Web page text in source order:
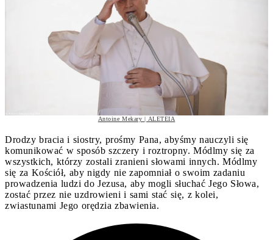
Antoine Mekary | ALETEIA
Drodzy bracia i siostry, prośmy Pana, abyśmy nauczyli się
komunikować w sposób szczery i roztropny. Módlmy się za
wszystkich, którzy zostali zranieni słowami innych. Módlmy
się za Kościół, aby nigdy nie zapomniał o swoim zadaniu
prowadzenia ludzi do Jezusa, aby mogli słuchać Jego Słowa,
zostać przez nie uzdrowieni i sami stać się, z kolei,
zwiastunami Jego orędzia zbawienia.